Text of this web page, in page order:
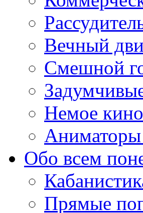
Вечный
Смешной
Немое кино
Аниматоры
Обо всем
Прямые